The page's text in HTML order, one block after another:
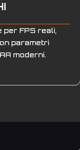
FPS reali,
parametri
moderni.